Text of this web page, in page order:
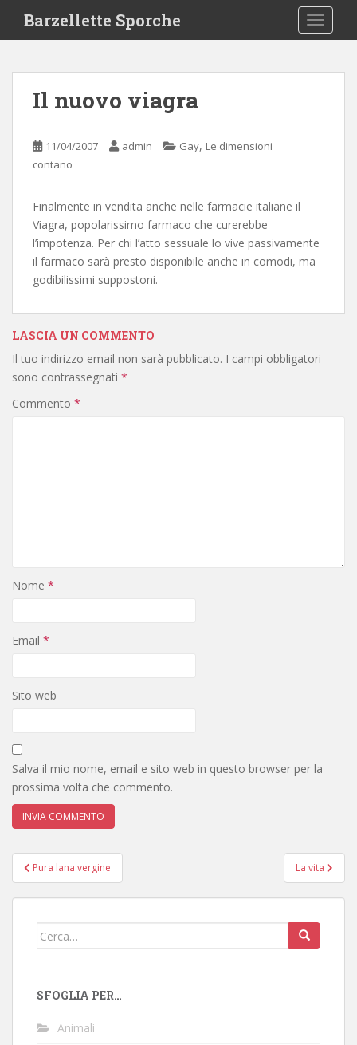
i
Barzellette Sporche
Il nuovo viagra
11/04/2007 admin Gay, Le dimensioni
contano
Finalmente in vendita anche nelle farmacie italiane il
Viagra, popolarissimo farmaco che curerebbe
l’impotenza. Per chi l’atto sessuale lo vive passivamente
il farmaco sarà presto disponibile anche in comodi, ma
godibilissimi suppostoni.
LASCIA UN COMMENTO
Il tuo indirizzo email non sarà pubblicato. I campi obbligatori
sono contrassegnati *
Commento *
Nome *
Email *
Sito web
Salva il mio nome, email e sito web in questo browser per la
prossima volta che commento.
Navigazione
articoli
Pura lana vergine La vita
Cerca:
SFOGLIA PER…
Animali